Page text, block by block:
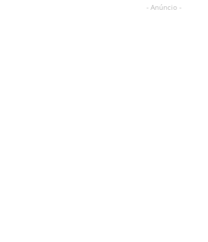
- Anúncio -